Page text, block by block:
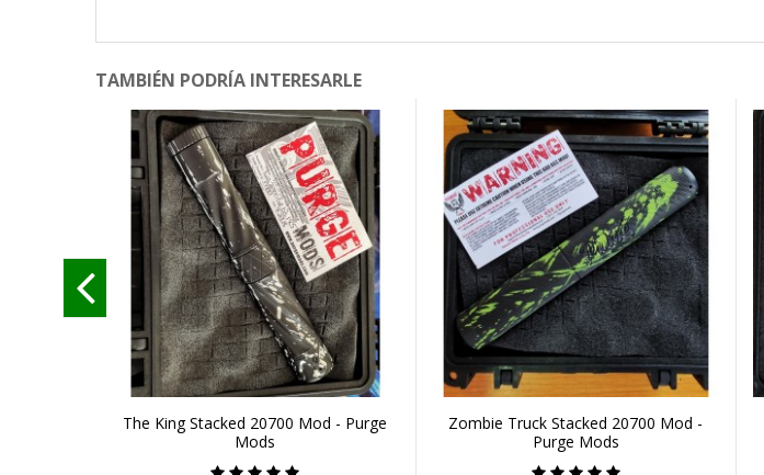
TAMBIÉN PODRÍA INTERESARLE
The King Stacked 20700 Mod - Purge
Mods
Zombie Truck Stacked 20700 Mod -
Purge Mods